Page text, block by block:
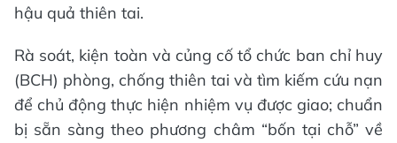
hậu quả thiên tai.
Rà soát, kiện toàn và củng cố tổ chức ban chỉ huy
(BCH) phòng, chống thiên tai và tìm kiếm cứu nạn
để chủ động thực hiện nhiệm vụ được giao; chuẩn
bị sẵn sàng theo phương châm “bốn tại chỗ” về